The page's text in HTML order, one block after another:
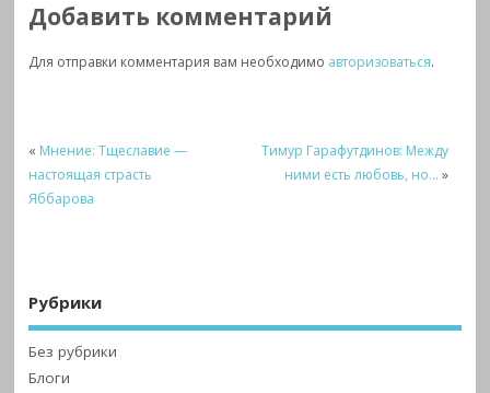
Добавить комментарий
Для отправки комментария вам необходимо авторизоваться.
« Мнение: Тщеславие —
настоящая страсть
Яббарова
Тимур Гарафутдинов: Между
ними есть любовь, но… »
Рубрики
Без рубрики
Блоги